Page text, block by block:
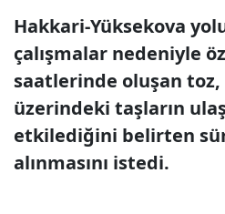
Hakkari-Yüksekova
çalışmalar nedeniyle
saatlerinde oluşan
üzerindeki taşların
etkilediğini belirten
alınmasını istedi.